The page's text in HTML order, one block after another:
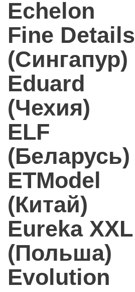
Echelon
Fine Details
(Сингапур)
Eduard
(Чехия)
ELF
(Беларусь)
ETModel
(Китай)
Eureka XXL
(Польша)
Evolution